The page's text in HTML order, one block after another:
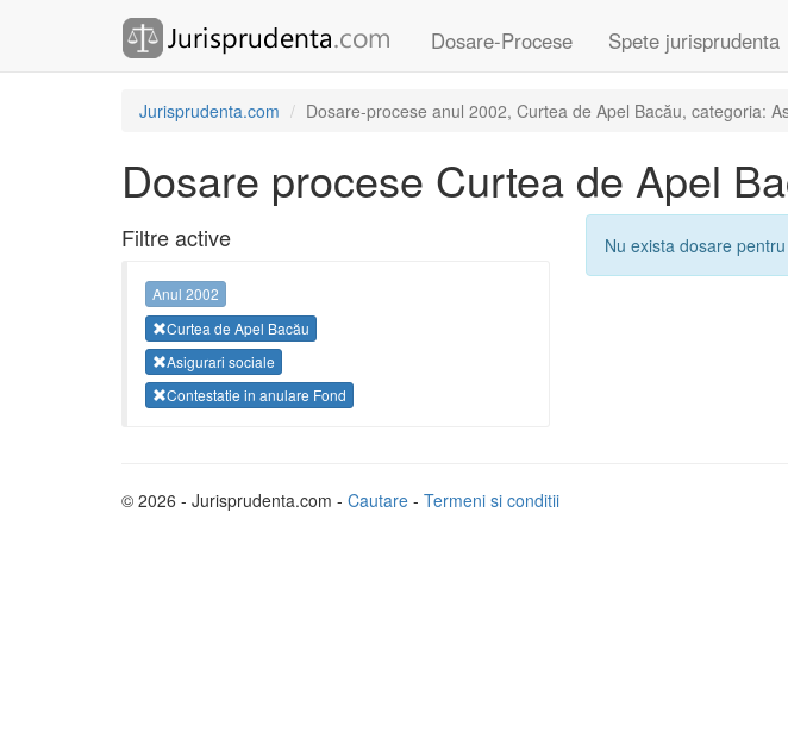
Dosare-Procese Spete jurisprudenta
Jurisprudenta.com Dosare-procese anul 2002, Curtea de Apel Bacău, categoria:
Dosare procese Curtea de Apel
Filtre active
Anul 2002
Curtea de Apel Bacău
Asigurari sociale
Contestatie in anulare Fond
Nu exista dosare
© 2026 - Jurisprudenta.com - Cautare - Termeni si conditii